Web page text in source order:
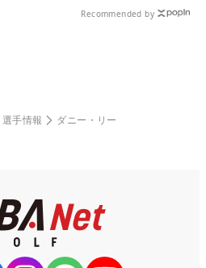
Recommended by
選手情報 ダニー・リー